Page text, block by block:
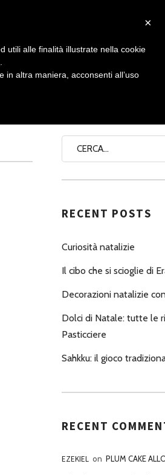
RECENT POSTS
Curiosità natalizie
Il cibo che si scioglie di
Decorazioni natalizie
Dolci di Natale: tutte le
Pasticciere
Sahkku: il gioco
RECENT
EZEKIEL on PLUM CAKE
×
utili alle finalità illustrate nella cookie
altra maniera, acconsenti all’uso